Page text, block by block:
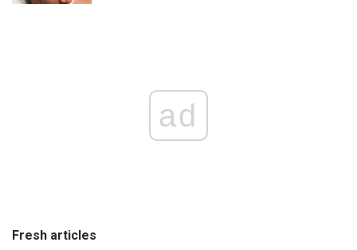
ad
Fresh articles